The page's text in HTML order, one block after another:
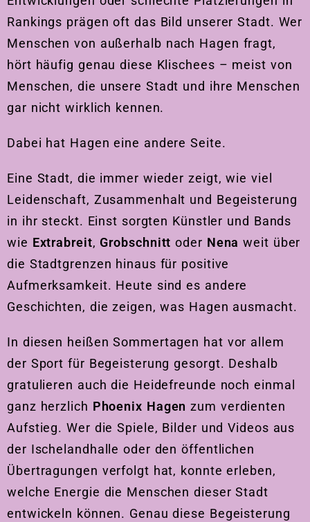
Rankings prägen oft das Bild unserer Stadt. Wer
Menschen von außerhalb nach Hagen fragt,
hört häufig genau diese Klischees – meist von
Menschen, die unsere Stadt und ihre Menschen
gar nicht wirklich kennen.
Dabei hat Hagen eine andere Seite.
Eine Stadt, die immer wieder zeigt, wie viel
Leidenschaft, Zusammenhalt und Begeisterung
in ihr steckt. Einst sorgten Künstler und Bands
wie Extrabreit, Grobschnitt oder Nena weit über
die Stadtgrenzen hinaus für positive
Aufmerksamkeit. Heute sind es andere
Geschichten, die zeigen, was Hagen ausmacht.
In diesen heißen Sommertagen hat vor allem
der Sport für Begeisterung gesorgt. Deshalb
gratulieren auch die Heidefreunde noch einmal
ganz herzlich Phoenix Hagen zum verdienten
Aufstieg. Wer die Spiele, Bilder und Videos aus
der Ischelandhalle oder den öffentlichen
Übertragungen verfolgt hat, konnte erleben,
welche Energie die Menschen dieser Stadt
entwickeln können. Genau diese Begeisterung